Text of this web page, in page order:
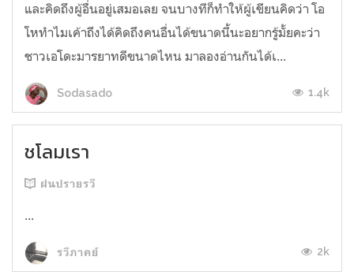
และคิดถึงผู้อื่นอยู่เสมอเลย จนบางทีก็ทำให้ผู้เขียนคิดว่า โอ
โหทำไมเค้าถึงได้คิดถึงคนอื่นได้ขนาดนี้นะอยากรู้มั้ยคะว่า
ชาวเอโดะมารยาทดีขนาดไหน มาลองอ่านกันได้เ...
Sodasado 1.4k
ชโลมเรา
ฝนปรายรวี
...
รวีภาคย์ 2k